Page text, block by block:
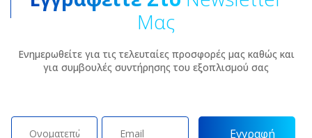
Μας
Ενημερωθείτε για τις τελευταίες προσφορές μας καθώς και
για συμβουλές συντήρησης του εξοπλισμού σας